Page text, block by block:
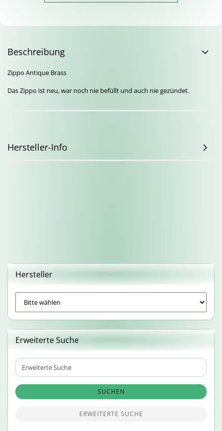
Beschreibung
Zippo Antique Brass
Das Zippo ist neu, war noch nie befüllt und auch nie gezündet.
Hersteller-Info
Hersteller
Erweiterte Suche
Erweiterte
Suche
SUCHEN
ERWEITERTE SUCHE